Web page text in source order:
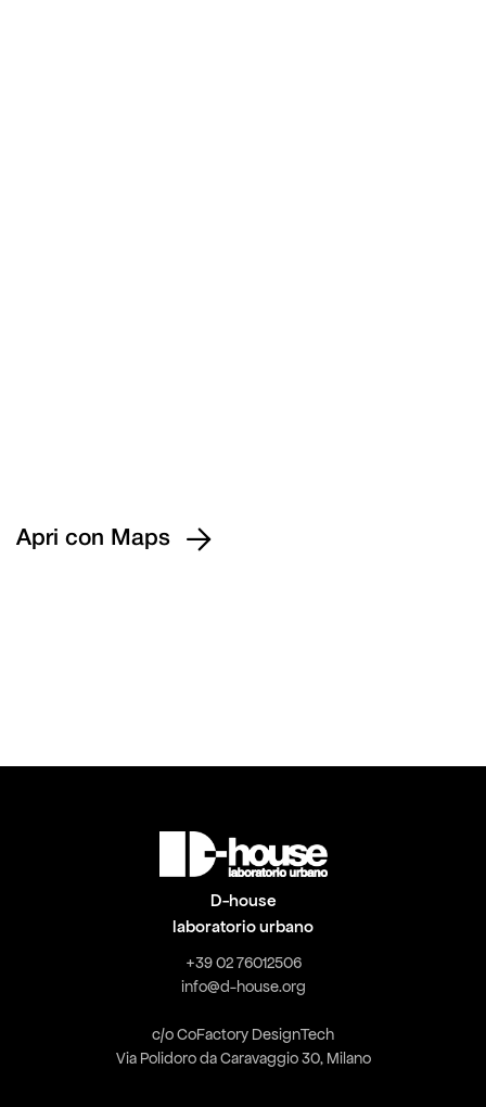
Apri con Maps 
D-house
laboratorio urbano
+39 02 76012506
info@d-house.org
c/o CoFactory DesignTech
Via Polidoro da Caravaggio 30, Milano